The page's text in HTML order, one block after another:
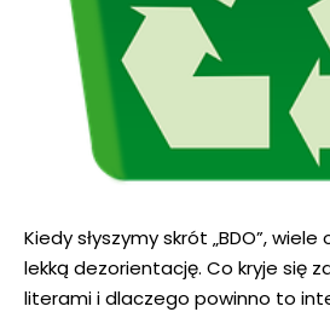
Kiedy słyszymy skrót „BDO”,
lekką dezorientację. Co kryje się
literami i dlaczego powinno to